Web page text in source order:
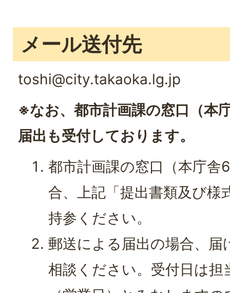
メール送付先
toshi@city.takaoka.lg.jp
※なお、都市計画課の窓口（本
届出も受付しております。
都市計画課の窓口（本庁舎
合、上記「提出書類及び様
持参ください。
郵送による届出の場合、届
相談ください。受付日は担